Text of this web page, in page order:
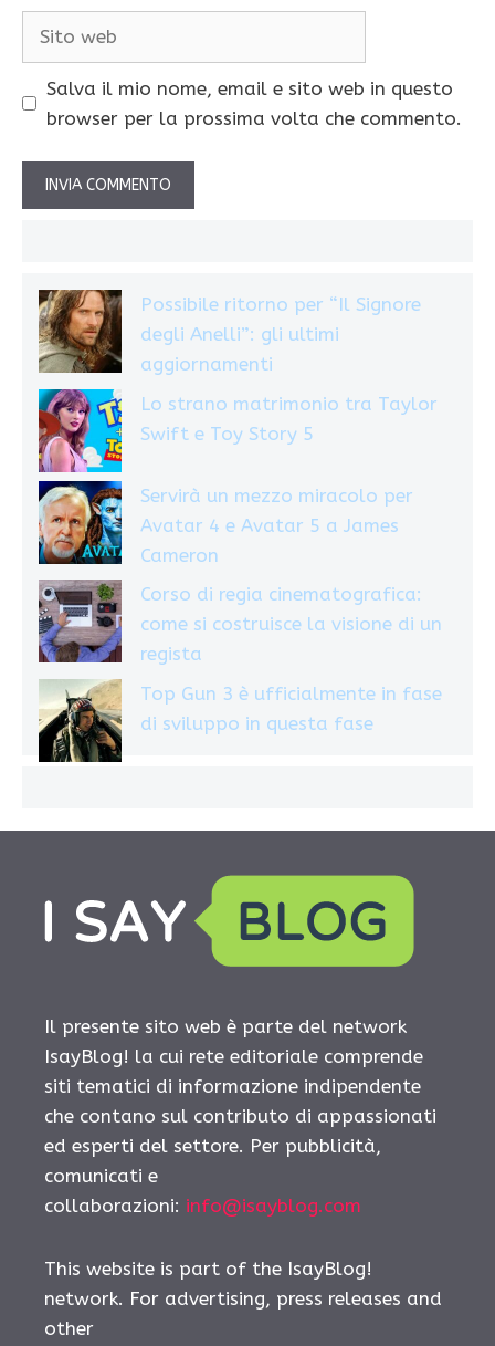
Salva il mio nome, email e sito web in questo
browser per la prossima volta che commento.
Possibile ritorno per “Il Signore
degli Anelli”: gli ultimi
aggiornamenti
Lo strano matrimonio tra Taylor
Swift e Toy Story 5
Servirà un mezzo miracolo per
Avatar 4 e Avatar 5 a James
Cameron
Corso di regia cinematografica:
come si costruisce la visione di un
regista
Top Gun 3 è ufficialmente in fase
di sviluppo in questa fase
Il presente sito web è parte del network
IsayBlog! la cui rete editoriale comprende
siti tematici di informazione indipendente
che contano sul contributo di appassionati
ed esperti del settore. Per pubblicità,
comunicati e
collaborazioni: info@isayblog.com
This website is part of the IsayBlog!
network. For advertising, press releases and
other